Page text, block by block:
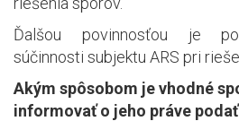
Ďalšou povinnosťou je
súčinnosti subjektu ARS pri
Akým spôsobom je vhodné
informovať o jeho práve